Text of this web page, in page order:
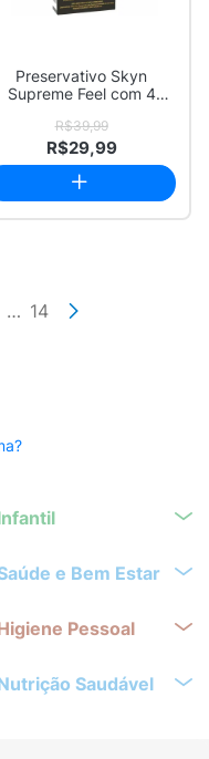
Preservativo Skyn
Supreme Feel com 4
R$39,99
R$29,99
… 14
e Bem Estar
Pessoal
Saudável